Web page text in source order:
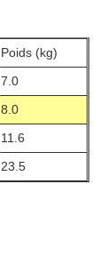
Poids (kg)
7.0
8.0
11.6
23.5